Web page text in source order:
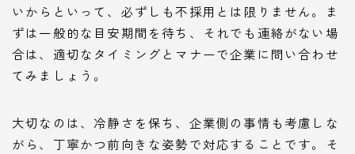
いからといって、必ずしも不採用とは限りません。ま
ずは一般的な目安期間を待ち、それでも連絡がない場
合は、適切なタイミングとマナーで企業に問い合わせ
てみましょう。
大切なのは、冷静さを保ち、企業側の事情も考慮しな
がら、丁寧かつ前向きな姿勢で対応することです。そ